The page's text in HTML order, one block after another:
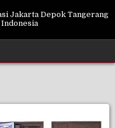
Jakarta Depok Tangerang